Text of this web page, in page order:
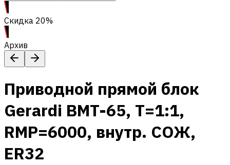
Скидка 20%
Архив
Приводной прямой блок
Gerardi BMT-65, T=1:1,
RMP=6000, внутр. СОЖ,
ER32